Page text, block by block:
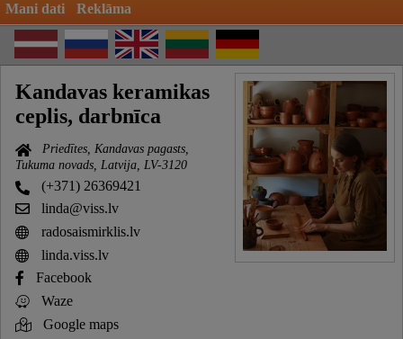
Mani dati
Reklāma
Kandavas keramikas
ceplis, darbnīca
Priedītes, Kandavas pagasts,
Tukuma novads, Latvija, LV-3120
(+371) 26369421
linda@viss.lv
radosaismirklis.lv
linda.viss.lv
Facebook
Waze
Google maps